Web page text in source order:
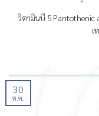
วิตามินบี 5 Pantothenic
เ
30
ต.ค.